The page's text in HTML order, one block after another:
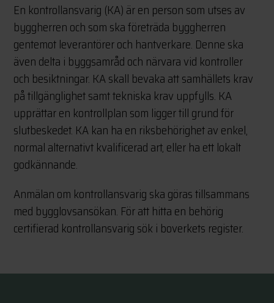
En kontrollansvarig (KA) är en person som utses av
byggherren och som ska företräda byggherren
gentemot leverantörer och hantverkare. Denne ska
även delta i byggsamråd och närvara vid kontroller
och besiktningar. KA skall bevaka att samhällets krav
på tillgänglighet samt tekniska krav uppfylls. KA
upprättar en kontrollplan som ligger till grund för
slutbeskedet. KA kan ha en riksbehörighet av enkel,
normal alternativt kvalificerad art, eller ha ett lokalt
godkännande.
Anmälan om kontrollansvarig ska göras tillsammans
med bygglovsansökan. För att hitta en behörig
certifierad kontrollansvarig sök i boverkets register.